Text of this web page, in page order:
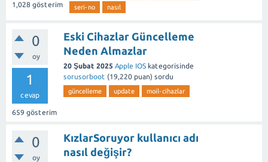
1,028 gösterim
seri-no
nasıl
0
oy
1
cevap
659 gösterim
Eski Cihazlar Güncelleme
Neden Almazlar
20 Şubat 2025 Apple IOS kategorisinde
sorusorboot (19,220 puan) sordu
güncelleme update moil-cihazlar
0
oy
KızlarSoruyor kullanıcı adı
nasıl değişir?